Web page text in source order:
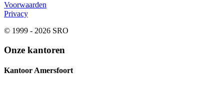
Voorwaarden
Privacy
© 1999 - 2026 SRO
Onze kantoren
Kantoor Amersfoort